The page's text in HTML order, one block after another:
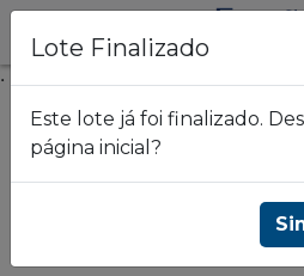
.
Frazão Leilões
LEILÃO DE CELULARES
Lote Finalizado
Este lote já foi finalizado.
página inicial?